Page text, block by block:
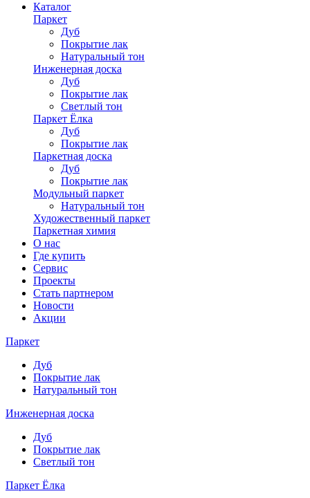
Каталог
Паркет
Дуб
Покрытие лак
Натуральный тон
Инженерная доска
Дуб
Покрытие лак
Светлый тон
Паркет Ёлка
Дуб
Покрытие лак
Паркетная доска
Дуб
Покрытие лак
Модульный паркет
Натуральный тон
Художественный паркет
Паркетная химия
О нас
Где купить
Сервис
Проекты
Стать партнером
Новости
Акции
Паркет
Дуб
Покрытие лак
Натуральный тон
Инженерная доска
Дуб
Покрытие лак
Светлый тон
Паркет Ёлка